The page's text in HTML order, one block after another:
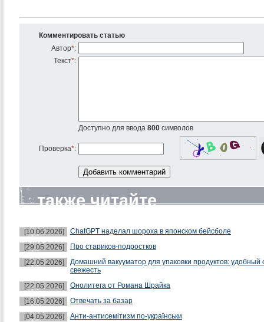
Комментировать статью
Автор*:
Текст*:
Доступно для ввода 800 символов
Проверка*:
также читайте
[10.06.2026]
ChatGPT наделал шороха в японском бейсболе
[29.05.2026]
Про стариков-подростков
[22.05.2026]
Домашний вакууматор для упаковки продуктов: удобный
свежесть
[22.05.2026]
Онолитега от Романа Шрайка
[16.05.2026]
Отвечать за базар
[04.05.2026]
Анти-антисемітизм по-українськи